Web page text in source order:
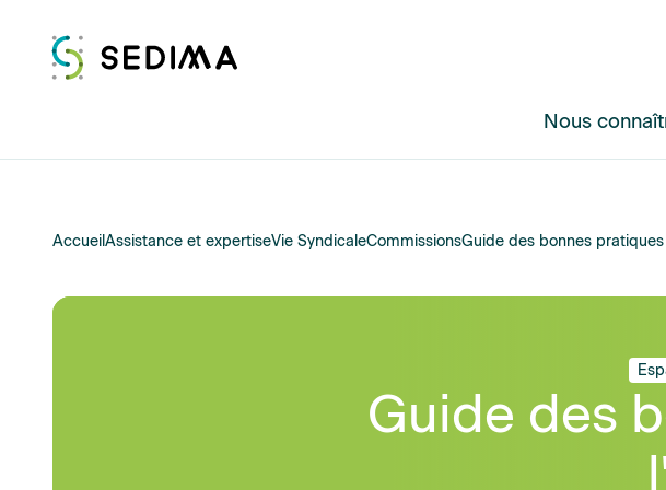
Nous
AccueilAssistance et expertiseVie SyndicaleCommissionsGuide des bonnes
Guide des